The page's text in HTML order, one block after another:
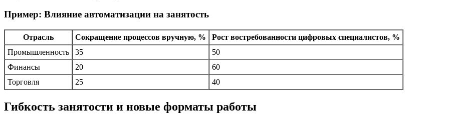
Пример: Влияние автоматизации на занятость
Отрасль Сокращение процессов вручную, %
Рост востребованности цифровых специалистов, %
Промышленность
35
50
Финансы
20
60
Торговля
25 40
Гибкость занятости и новые форматы работы